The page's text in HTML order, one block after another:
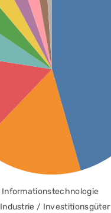
Informationstechnologie
Industrie / Investitionsgüter